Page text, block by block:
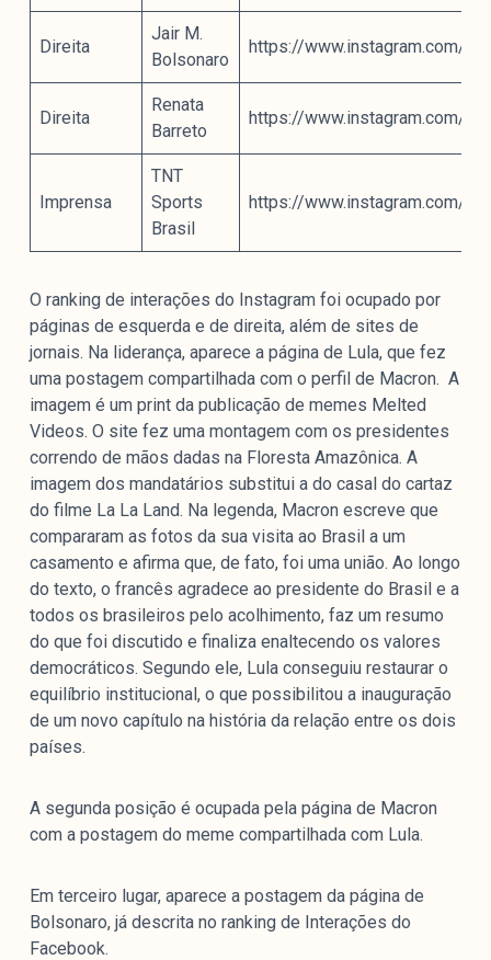
Direita
Jair M.
Bolsonaro
https://www.instagram.com/p/
Direita
Renata
Barreto
https://www.instagram.com/p/
Imprensa
TNT
Sports
Brasil
https://www.instagram.com/p/
O ranking de interações do Instagram foi ocupado por
páginas de esquerda e de direita, além de sites de
jornais. Na liderança, aparece a página de Lula, que fez
uma postagem compartilhada com o perfil de Macron. A
imagem é um print da publicação de memes Melted
Videos. O site fez uma montagem com os presidentes
correndo de mãos dadas na Floresta Amazônica. A
imagem dos mandatários substitui a do casal do cartaz
do filme La La Land. Na legenda, Macron escreve que
compararam as fotos da sua visita ao Brasil a um
casamento e afirma que, de fato, foi uma união. Ao longo
do texto, o francês agradece ao presidente do Brasil e a
todos os brasileiros pelo acolhimento, faz um resumo
do que foi discutido e finaliza enaltecendo os valores
democráticos. Segundo ele, Lula conseguiu restaurar o
equilíbrio institucional, o que possibilitou a inauguração
de um novo capítulo na história da relação entre os dois
países.
A segunda posição é ocupada pela página de Macron
com a postagem do meme compartilhada com Lula.
Em terceiro lugar, aparece a postagem da página de
Bolsonaro, já descrita no ranking de Interações do
Facebook.